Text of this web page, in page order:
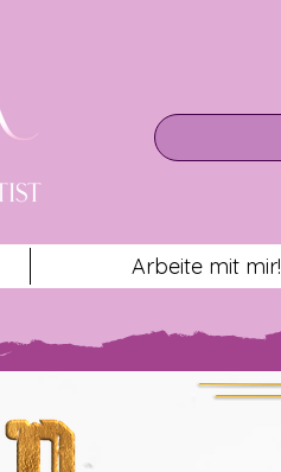
Arbeite mit mir!